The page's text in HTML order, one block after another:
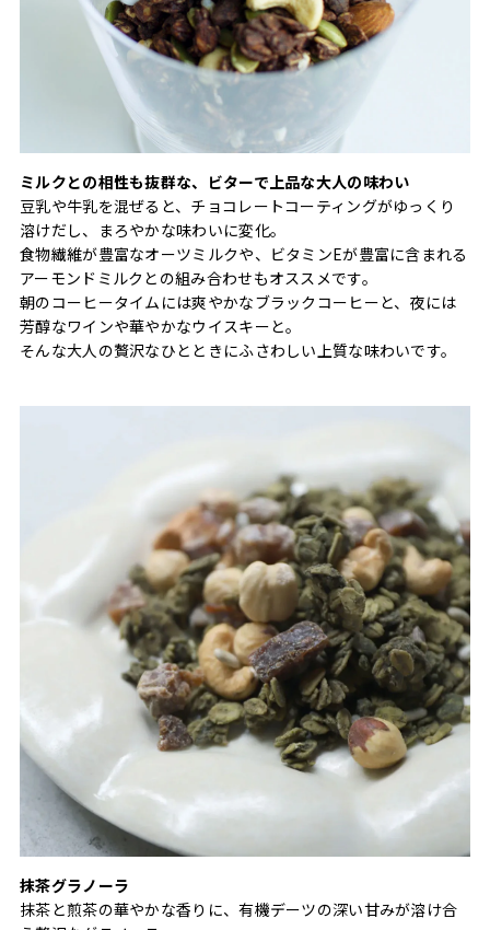
ミルクとの相性も抜群な、ビターで上品な大人の味わい
豆乳や牛乳を混ぜると、チョコレートコーティングがゆっくり
溶けだし、まろやかな味わいに変化。
食物繊維が豊富なオーツミルクや、ビタミンEが豊富に含まれる
アーモンドミルクとの組み合わせもオススメです。
朝のコーヒータイムには爽やかなブラックコーヒーと、夜には
芳醇なワインや華やかなウイスキーと。
そんな大人の贅沢なひとときにふさわしい上質な味わいです。
抹茶グラノーラ
抹茶と煎茶の華やかな香りに、有機デーツの深い甘みが溶け合